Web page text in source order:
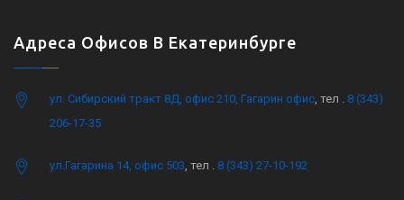
Адреса Офисов В Екатеринбурге
ул. Сибирский тракт 8Д, офис 210, Гагарин офис, тел . 8 (343)
206-17-35
ул.Гагарина 14, офис 503, тел . 8 (343) 27-10-192